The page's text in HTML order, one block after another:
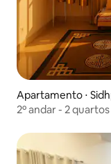
Apartamento ⋅
2º andar - 2